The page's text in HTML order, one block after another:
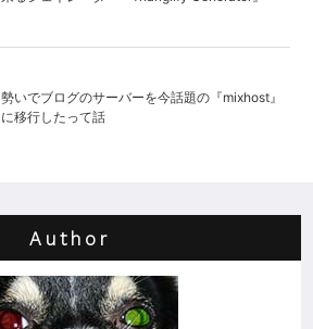
勢いでブログのサーバーを今話題の『mixhost』
に移行したって話
Author